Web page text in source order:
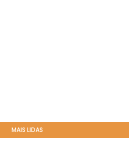
MAIS LIDAS